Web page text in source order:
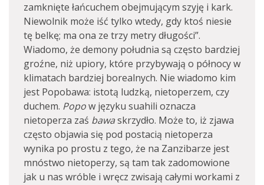
zamknięte łańcuchem obejmującym szyję i kark.
Niewolnik może iść tylko wtedy, gdy ktoś niesie
tę belkę; ma ona ze trzy metry długości”.
Wiadomo, że demony południa są często bardziej
groźne, niż upiory, które przybywają o północy w
klimatach bardziej borealnych. Nie wiadomo kim
jest Popobawa: istotą ludzką, nietoperzem, czy
duchem. Popow języku suahili oznacza
nietoperza zaś bawaskrzydło. Może to, iż zjawa
często objawia się pod postacią nietoperza
wynika po prostu z tego, że na Zanzibarze jest
mnóstwo nietoperzy, są tam tak zadomowione
jak u nas wróble i wręcz zwisają całymi workami z